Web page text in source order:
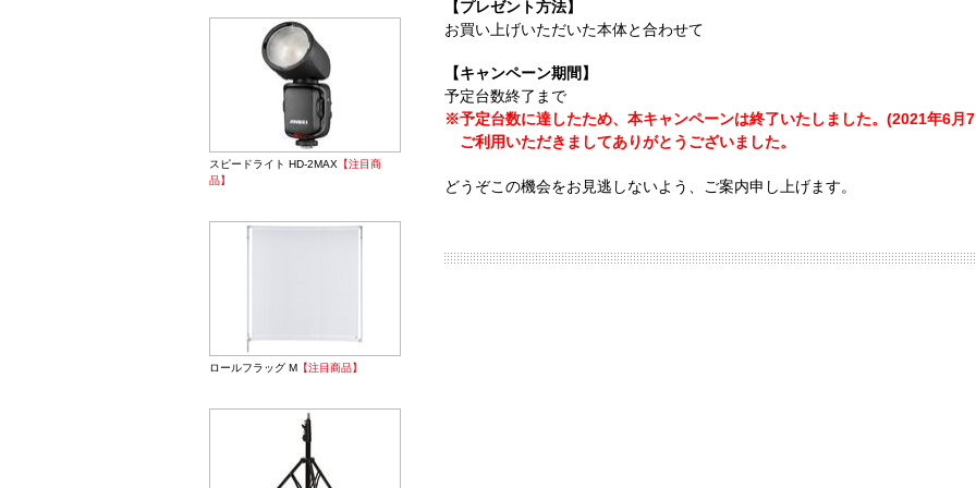
【プレゼント方法】
お買い上げいただいた本体と合わせて
【キャンペーン期間】
予定台数終了まで
※予定台数に達したため、本キャンペーンは終了いたしました。(2021年6月
ご利用いただきましてありがとうございました。
どうぞこの機会をお見逃しないよう、ご案内申し上げます。
スピードライト HD-2MAX 【注目商
品】
ロールフラッグ M 【注目商品】